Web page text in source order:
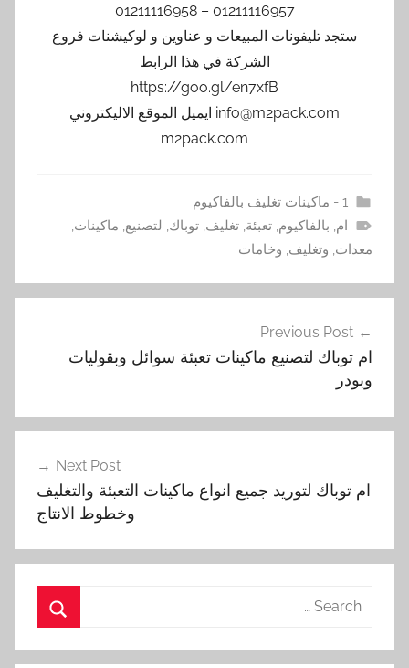
01211116957 – 01211116958
ستجد تليفونات المبيعات و عناوين و لوكيشنات فروع
الشركة في هذا الرابط
https://goo.gl/en7xfB
info@m2pack.com ايميل الموقع الاليكتروني
m2pack.com
1 - ماكينات تغليف بالفاكيوم
ام, بالفاكيوم,تعبئة,تغليف,توباك, لتصنيع, ماكينات,
معدات, وتغليف, وخامات
المقالات
Previous Post
ام توباك لتصنيع ماكينات تعبئة سوائل وبقوليات
وبودر
Next Post
ام توباك لتوريد جميع انواع ماكينات التعبئة والتغليف
وخطوط الانتاج
Search